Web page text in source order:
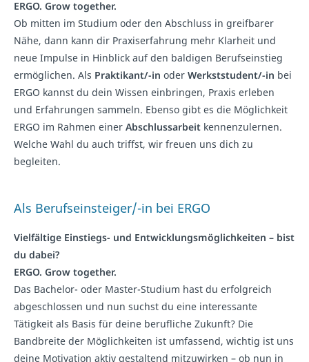
ERGO. Grow together.
Ob mitten im Studium oder den Abschluss in greifbarer
Nähe, dann kann dir Praxiserfahrung mehr Klarheit und
neue Impulse in Hinblick auf den baldigen Berufseinstieg
ermöglichen. Als Praktikant/-in oder Werkststudent/-in bei
ERGO kannst du dein Wissen einbringen, Praxis erleben
und Erfahrungen sammeln. Ebenso gibt es die Möglichkeit
ERGO im Rahmen einer Abschlussarbeit kennenzulernen.
Welche Wahl du auch triffst, wir freuen uns dich zu
begleiten.
Als Berufseinsteiger/-in bei ERGO
Vielfältige Einstiegs- und Entwicklungsmöglichkeiten – bist
du dabei?
ERGO. Grow together.
Das Bachelor- oder Master-Studium hast du erfolgreich
abgeschlossen und nun suchst du eine interessante
Tätigkeit als Basis für deine berufliche Zukunft? Die
Bandbreite der Möglichkeiten ist umfassend, wichtig ist uns
deine Motivation aktiv gestaltend mitzuwirken – ob nun in